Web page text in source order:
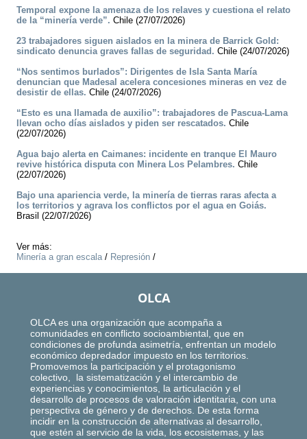
Temporal expone la amenaza de los relaves y cuestiona el relato
de la “minería verde”. Chile (27/07/2026)
23 trabajadores siguen aislados en la minera de Barrick Gold:
sindicato denuncia graves fallas de seguridad. Chile (24/07/2026)
“Nos sentimos burlados”: Dirigentes de Isla Santa María
denuncian que Madesal acelera concesiones mineras en vez de
desistir de ellas. Chile (24/07/2026)
“Esto es una llamada de auxilio”: trabajadores de Pascua-Lama
llevan ocho días aislados y piden ser rescatados. Chile
(22/07/2026)
Agua bajo alerta en Caimanes: incidente en tranque El Mauro
revive histórica disputa con Minera Los Pelambres. Chile
(22/07/2026)
Bajo una apariencia verde, la minería de tierras raras afecta a
los territorios y agrava los conflictos por el agua en Goiás.
Brasil (22/07/2026)
Ver más:
Minería a gran escala/ Represión /
OLCA
OLCA es una organización que acompaña a
comunidades en conflicto socioambiental, que en
condiciones de profunda asimetría, enfrentan un modelo
económico depredador impuesto en los territorios.
Promovemos la participación y el protagonismo
colectivo, la sistematización y el intercambio de
experiencias y conocimientos, la articulación y el
desarrollo de procesos de valoración identitaria, con una
perspectiva de género y de derechos. De esta forma
incidir en la construcción de alternativas al desarrollo,
que estén al servicio de la vida, los ecosistemas, y las